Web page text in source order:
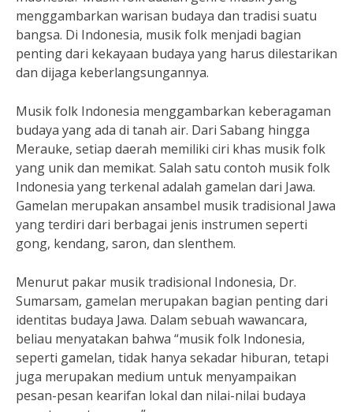
menggambarkan warisan budaya dan tradisi suatu
bangsa. Di Indonesia, musik folk menjadi bagian
penting dari kekayaan budaya yang harus dilestarikan
dan dijaga keberlangsungannya.
Musik folk Indonesia menggambarkan keberagaman
budaya yang ada di tanah air. Dari Sabang hingga
Merauke, setiap daerah memiliki ciri khas musik folk
yang unik dan memikat. Salah satu contoh musik folk
Indonesia yang terkenal adalah gamelan dari Jawa.
Gamelan merupakan ansambel musik tradisional Jawa
yang terdiri dari berbagai jenis instrumen seperti
gong, kendang, saron, dan slenthem.
Menurut pakar musik tradisional Indonesia, Dr.
Sumarsam, gamelan merupakan bagian penting dari
identitas budaya Jawa. Dalam sebuah wawancara,
beliau menyatakan bahwa “musik folk Indonesia,
seperti gamelan, tidak hanya sekadar hiburan, tetapi
juga merupakan medium untuk menyampaikan
pesan-pesan kearifan lokal dan nilai-nilai budaya